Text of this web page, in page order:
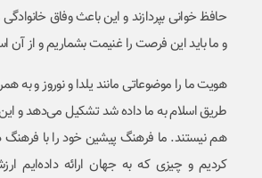
حافظ خوانی بپردازند و این باعث وفاق
و ما باید این فرصت را غنیمت بشماریم و از آن
هویت ما را موضوعاتی مانند یلدا و نوروز و به
طریق اسلام به ما داده شد تشکیل می‌دهد و این
هم نیستند. ما فرهنگ پیشین خود را با فرهنگ
کردیم و چیزی که به جهان ارائه داده‌ایم